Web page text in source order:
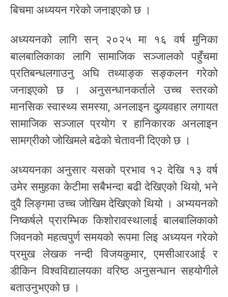
बिचमा अध्ययन गरेको जनाइएको छ ।
अध्ययनको लागि सन् २०२५ मा १६ वर्ष मुनिका
बालबालिकाका लागि सामाजिक सञ्जालको पहुँचमा
प्रतिबन्धलगाउनु अघि तथ्याङ्क सङ्कलन गरेको
जनाइएको छ । अनुसन्धानकर्ताले उच्च स्तरको
मानसिक स्वास्थ्य समस्या, अनलाइन दुव्र्यवहार लगायत
सामाजिक सञ्जाल प्रयोग र हानिकारक अनलाइन
सामग्रीको जोखिमले बढेको चेतावनी दिएको छ ।
अध्ययनका अनुसार यसको प्रभाव १२ देखि १३ वर्ष
उमेर समुहका केटीमा सबैभन्दा बढी देखिएको थियो, भने
दुवै लिङ्गमा उच्च जोखिम देखिएको थियो । अभ्ययनको
निष्कर्षले प्रारम्भिक किशोरावस्थालाई बालबालिकाको
जिवनको महत्वपुर्ण समयको रूपमा लिइ अध्ययन गरेको
प्रमुख लेखक नन्दी विजयकुमार, एमसीआरआई र
डीकिन विश्वविद्यालयका वरिष्ठ अनुसन्धान सहयोगीले
बताउनुभएको छ ।